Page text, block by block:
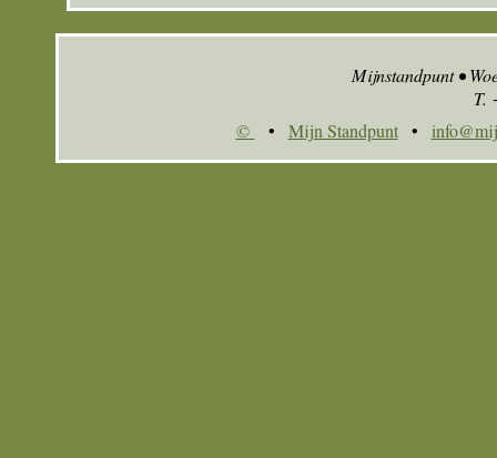
Mijnstandpunt •
T.
©
• Mijn Standpunt •